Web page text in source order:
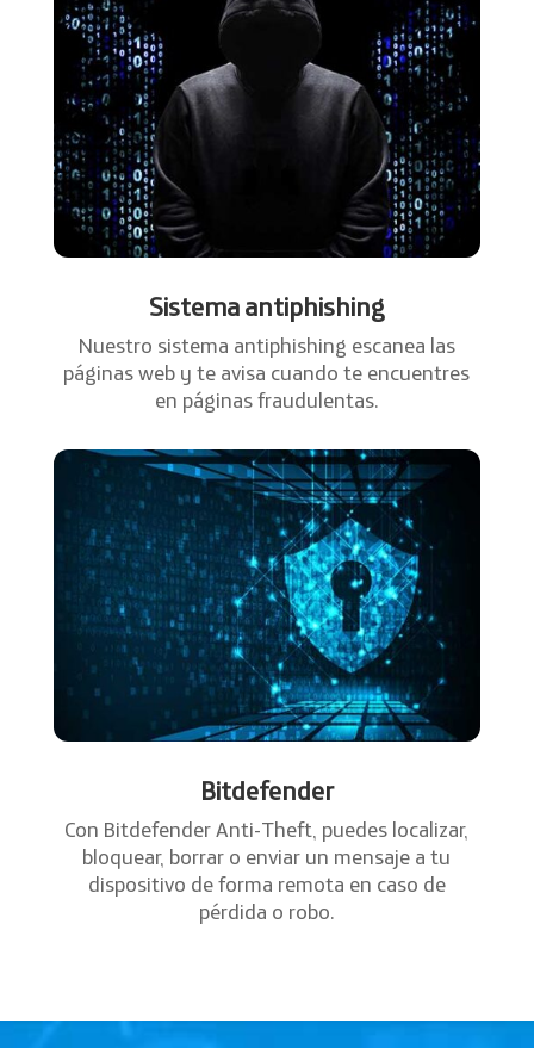
Sistema antiphishing
Nuestro sistema antiphishing escanea las
páginas web y te avisa cuando te encuentres
en páginas fraudulentas.
Bitdefender
Con Bitdefender Anti-Theft, puedes localizar,
bloquear, borrar o enviar un mensaje a tu
dispositivo de forma remota en caso de
pérdida o robo.